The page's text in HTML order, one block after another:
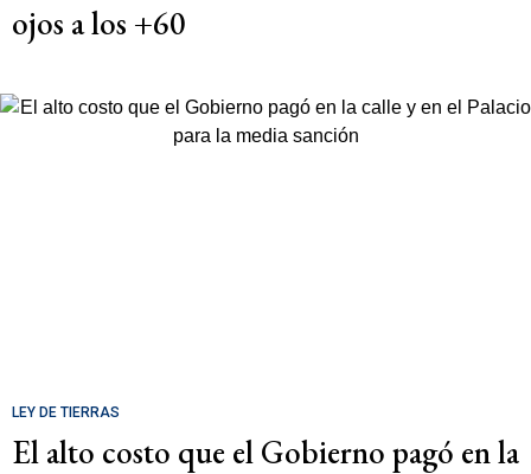
ojos a los +60
LEY DE TIERRAS
El alto costo que el Gobierno pagó en la